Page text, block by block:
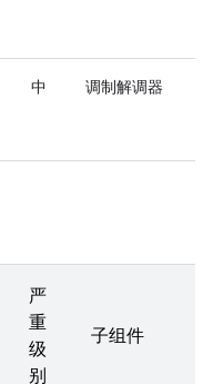
中 调制解调器
严
重
级
别
子组件